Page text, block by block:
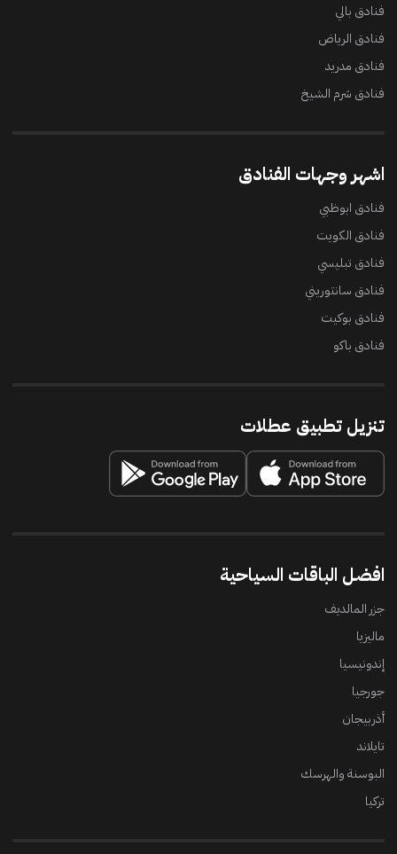
فنادق بالي
فنادق الرياض
فنادق مدريد
فنادق شرم الشيخ
اشهر وجهات الفنادق
فنادق ابوظبي
فنادق الكويت
فنادق تبليسي
فنادق سانتوريني
فنادق بوكيت
فنادق باكو
تنزيل تطبيق عطلات
افضل الباقات السياحية
جزر المالديف
ماليزيا
إندونيسيا
جورجيا
أذربيجان
تايلاند
البوسنة والهرسك
تركيا